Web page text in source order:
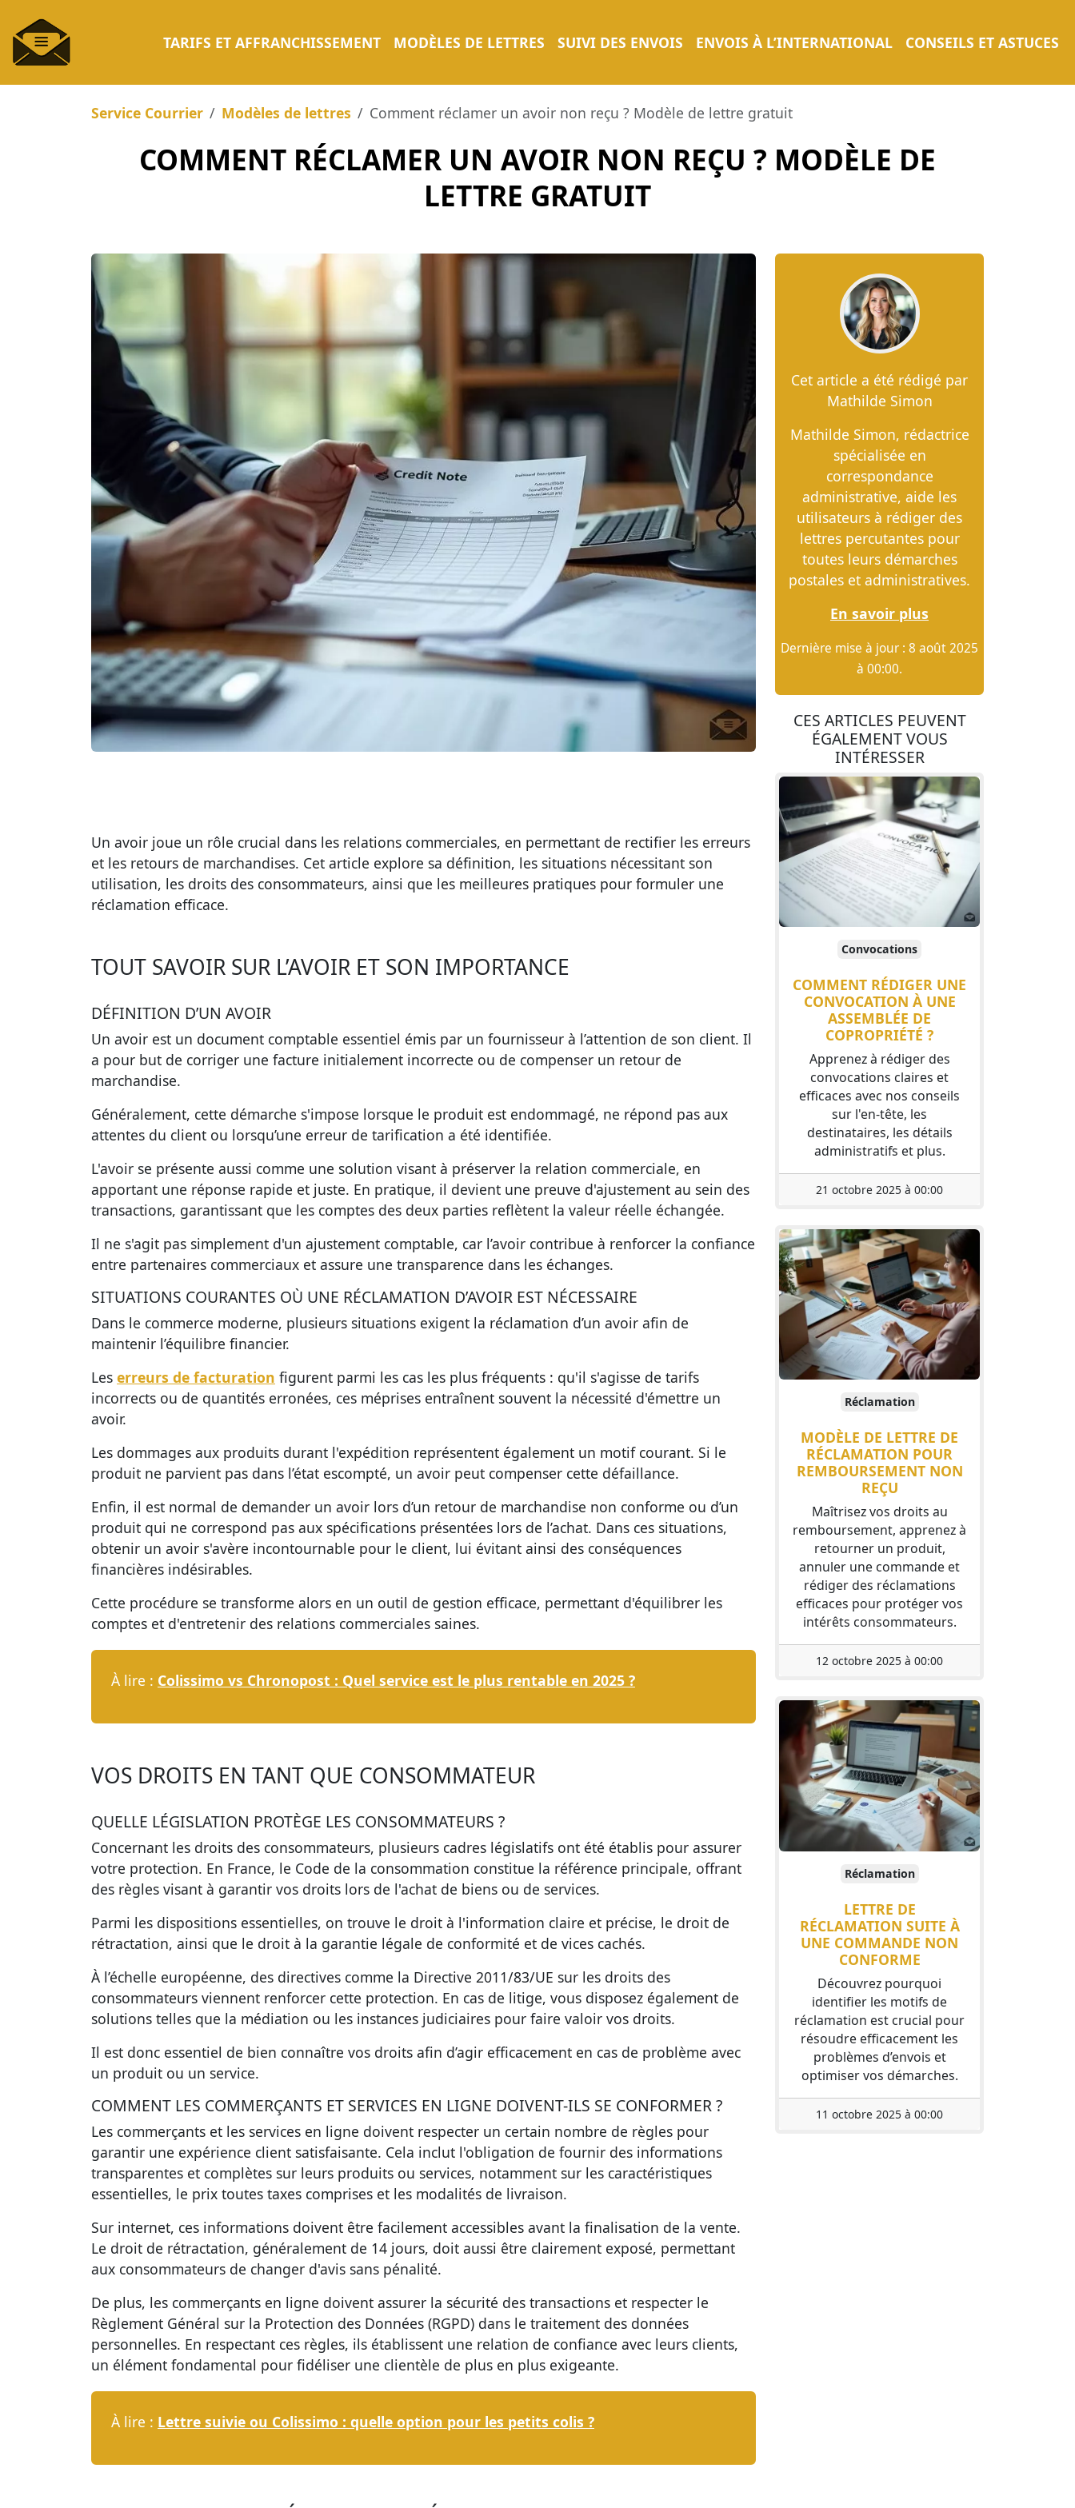
TARIFS ET AFFRANCHISSEMENT MODÈLES DE LETTRES SUIVI DES ENVOIS ENVOIS À L’INTERNATIONAL CONSEILS ET ASTUCES
Service Courrier Modèles de lettres Comment réclamer un avoir non reçu ? Modèle de lettre gratuit
COMMENT RÉCLAMER UN AVOIR NON REÇU ? MODÈLE DE
LETTRE GRATUIT
Un avoir joue un rôle crucial dans les relations commerciales, en permettant de rectifier les erreurs
et les retours de marchandises. Cet article explore sa définition, les situations nécessitant son
utilisation, les droits des consommateurs, ainsi que les meilleures pratiques pour formuler une
réclamation efficace.
TOUT SAVOIR SUR L’AVOIR ET SON IMPORTANCE
DÉFINITION D’UN AVOIR
Un avoir est un document comptable essentiel émis par un fournisseur à l’attention de son client. Il
a pour but de corriger une facture initialement incorrecte ou de compenser un retour de
marchandise.
Généralement, cette démarche s'impose lorsque le produit est endommagé, ne répond pas aux
attentes du client ou lorsqu’une erreur de tarification a été identifiée.
L'avoir se présente aussi comme une solution visant à préserver la relation commerciale, en
apportant une réponse rapide et juste. En pratique, il devient une preuve d'ajustement au sein des
transactions, garantissant que les comptes des deux parties reflètent la valeur réelle échangée.
Il ne s'agit pas simplement d'un ajustement comptable, car l’avoir contribue à renforcer la confiance
entre partenaires commerciaux et assure une transparence dans les échanges.
SITUATIONS COURANTES OÙ UNE RÉCLAMATION D’AVOIR EST NÉCESSAIRE
Dans le commerce moderne, plusieurs situations exigent la réclamation d’un avoir afin de
maintenir l’équilibre financier.
Les erreurs de facturation figurent parmi les cas les plus fréquents : qu'il s'agisse de tarifs
incorrects ou de quantités erronées, ces méprises entraînent souvent la nécessité d'émettre un
avoir.
Les dommages aux produits durant l'expédition représentent également un motif courant. Si le
produit ne parvient pas dans l’état escompté, un avoir peut compenser cette défaillance.
Enfin, il est normal de demander un avoir lors d’un retour de marchandise non conforme ou d’un
produit qui ne correspond pas aux spécifications présentées lors de l’achat. Dans ces situations,
obtenir un avoir s'avère incontournable pour le client, lui évitant ainsi des conséquences
financières indésirables.
Cette procédure se transforme alors en un outil de gestion efficace, permettant d'équilibrer les
comptes et d'entretenir des relations commerciales saines.
À lire : Colissimo vs Chronopost : Quel service est le plus rentable en 2025 ?
VOS DROITS EN TANT QUE CONSOMMATEUR
QUELLE LÉGISLATION PROTÈGE LES CONSOMMATEURS ?
Concernant les droits des consommateurs, plusieurs cadres législatifs ont été établis pour assurer
votre protection. En France, le Code de la consommation constitue la référence principale, offrant
des règles visant à garantir vos droits lors de l'achat de biens ou de services.
Parmi les dispositions essentielles, on trouve le droit à l'information claire et précise, le droit de
rétractation, ainsi que le droit à la garantie légale de conformité et de vices cachés.
À l’échelle européenne, des directives comme la Directive 2011/83/UE sur les droits des
consommateurs viennent renforcer cette protection. En cas de litige, vous disposez également de
solutions telles que la médiation ou les instances judiciaires pour faire valoir vos droits.
Il est donc essentiel de bien connaître vos droits afin d’agir efficacement en cas de problème avec
un produit ou un service.
COMMENT LES COMMERÇANTS ET SERVICES EN LIGNE DOIVENT-ILS SE CONFORMER ?
Les commerçants et les services en ligne doivent respecter un certain nombre de règles pour
garantir une expérience client satisfaisante. Cela inclut l'obligation de fournir des informations
transparentes et complètes sur leurs produits ou services, notamment sur les caractéristiques
essentielles, le prix toutes taxes comprises et les modalités de livraison.
Sur internet, ces informations doivent être facilement accessibles avant la finalisation de la vente.
Le droit de rétractation, généralement de 14 jours, doit aussi être clairement exposé, permettant
aux consommateurs de changer d'avis sans pénalité.
De plus, les commerçants en ligne doivent assurer la sécurité des transactions et respecter le
Règlement Général sur la Protection des Données (RGPD) dans le traitement des données
personnelles. En respectant ces règles, ils établissent une relation de confiance avec leurs clients,
un élément fondamental pour fidéliser une clientèle de plus en plus exigeante.
À lire : Lettre suivie ou Colissimo : quelle option pour les petits colis ?
Cet article a été rédigé par
Mathilde Simon
Mathilde Simon, rédactrice
spécialisée en
correspondance
administrative, aide les
utilisateurs à rédiger des
lettres percutantes pour
toutes leurs démarches
postales et administratives.
En savoir plus
Dernière mise à jour : 8 août 2025
à 00:00.
CES ARTICLES PEUVENT
ÉGALEMENT VOUS
INTÉRESSER
Convocations
COMMENT RÉDIGER UNE
CONVOCATION À UNE
ASSEMBLÉE DE
COPROPRIÉTÉ ?
Apprenez à rédiger des
convocations claires et
efficaces avec nos conseils
sur l'en-tête, les
destinataires, les détails
administratifs et plus.
21 octobre 2025 à 00:00
Réclamation
MODÈLE DE LETTRE DE
RÉCLAMATION POUR
REMBOURSEMENT NON
REÇU
Maîtrisez vos droits au
remboursement, apprenez à
retourner un produit,
annuler une commande et
rédiger des réclamations
efficaces pour protéger vos
intérêts consommateurs.
12 octobre 2025 à 00:00
Réclamation
LETTRE DE
RÉCLAMATION SUITE À
UNE COMMANDE NON
CONFORME
Découvrez pourquoi
identifier les motifs de
réclamation est crucial pour
résoudre efficacement les
problèmes d’envois et
optimiser vos démarches.
11 octobre 2025 à 00:00